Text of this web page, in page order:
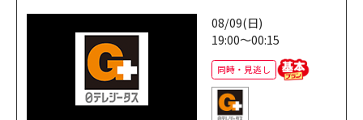
08/09(日)
19:00～00:15
同時・見逃し